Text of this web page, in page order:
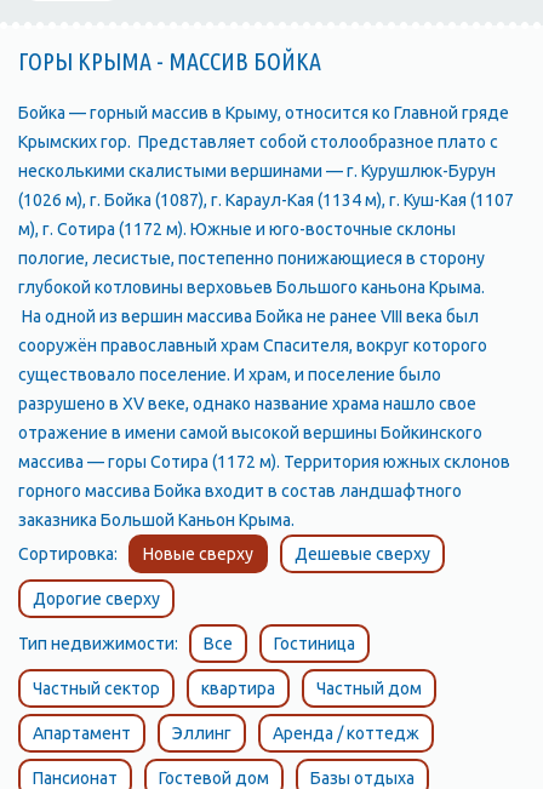
ГОРЫ КРЫМА - МАССИВ БОЙКА
Бойка — горный массив в Крыму, относится ко Главной гряде
Крымских гор. Представляет собой столообразное плато с
несколькими скалистыми вершинами — г. Курушлюк-Бурун
(1026 м), г. Бойка (1087), г. Караул-Кая (1134 м), г. Куш-Кая (1107
м), г. Сотира (1172 м). Южные и юго-восточные склоны
пологие, лесистые, постепенно понижающиеся в сторону
глубокой котловины верховьев Большого каньона Крыма.
На одной из вершин массива Бойка не ранее VIII века был
сооружён православный храм Спасителя, вокруг которого
существовало поселение. И храм, и поселение было
разрушено в XV веке, однако название храма нашло свое
отражение в имени самой высокой вершины Бойкинского
массива — горы Сотира (1172 м). Территория южных склонов
горного массива Бойка входит в состав ландшафтного
заказника Большой Каньон Крыма.
Сортировка:
Новые сверху Дешевые сверху
Дорогие сверху
Тип недвижимости: Все Гостиница
Частный сектор квартира Частный дом
Апартамент Эллинг Аренда / коттедж
Пансионат Гостевой дом Базы отдыха